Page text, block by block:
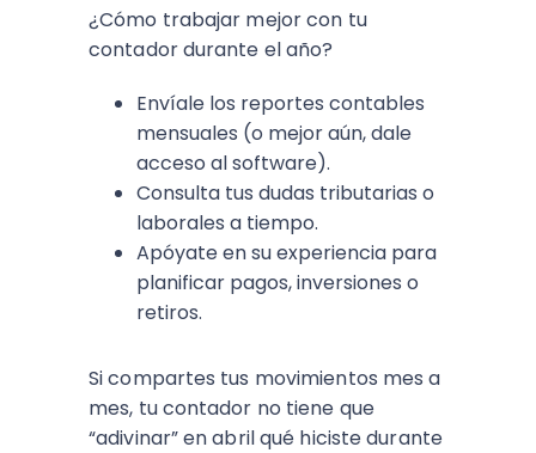
¿Cómo trabajar mejor con tu
contador durante el año?
Envíale los reportes contables
mensuales (o mejor aún, dale
acceso al software).
Consulta tus dudas tributarias o
laborales a tiempo.
Apóyate en su experiencia para
planificar pagos, inversiones o
retiros.
Si compartes tus movimientos mes a
mes, tu contador no tiene que
“adivinar” en abril qué hiciste durante